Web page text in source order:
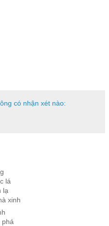
có nhận xét nào:
lá
lạ
xinh
phá